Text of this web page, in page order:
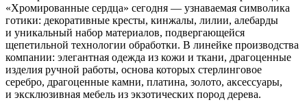
«Хромированные сердца» сегодня — узнаваемая символика
готики: декоративные кресты, кинжалы, лилии, алебарды
и уникальный набор материалов, подвергающейся
щепетильной технологии обработки. В линейке производства
компании: элегантная одежда из кожи и ткани, драгоценные
изделия ручной работы, основа которых стерлинговое
серебро, драгоценные камни, платина, золото, аксессуары,
и эксклюзивная мебель из экзотических пород дерева.